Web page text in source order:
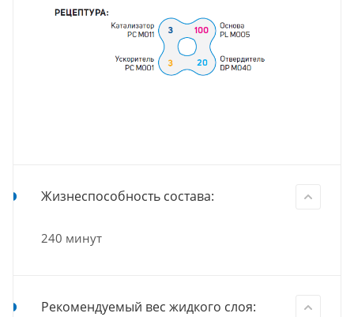
Жизнеспособность состава:
240 минут
Рекомендуемый вес жидкого слоя: